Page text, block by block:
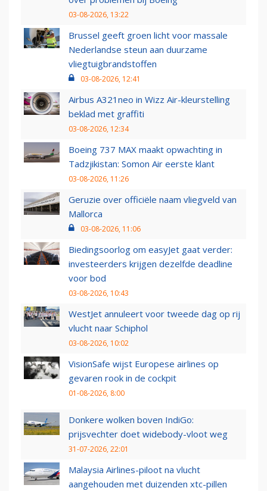
03-08-2026, 13:22
Brussel geeft groen licht voor massale
Nederlandse steun aan duurzame
vliegtuigbrandstoffen
03-08-2026, 12:41
Airbus A321neo in Wizz Air-kleurstelling
beklad met graffiti
03-08-2026, 12:34
Boeing 737 MAX maakt opwachting in
Tadzjikistan: Somon Air eerste klant
03-08-2026, 11:26
Geruzie over officiële naam vliegveld van
Mallorca
03-08-2026, 11:06
Biedingsoorlog om easyJet gaat verder:
investeerders krijgen dezelfde deadline
voor bod
03-08-2026, 10:43
WestJet annuleert voor tweede dag op rij
vlucht naar Schiphol
03-08-2026, 10:02
VisionSafe wijst Europese airlines op
gevaren rook in de cockpit
01-08-2026, 8:00
Donkere wolken boven IndiGo:
prijsvechter doet widebody-vloot weg
31-07-2026, 22:01
Malaysia Airlines-piloot na vlucht
aangehouden met duizenden xtc-pillen